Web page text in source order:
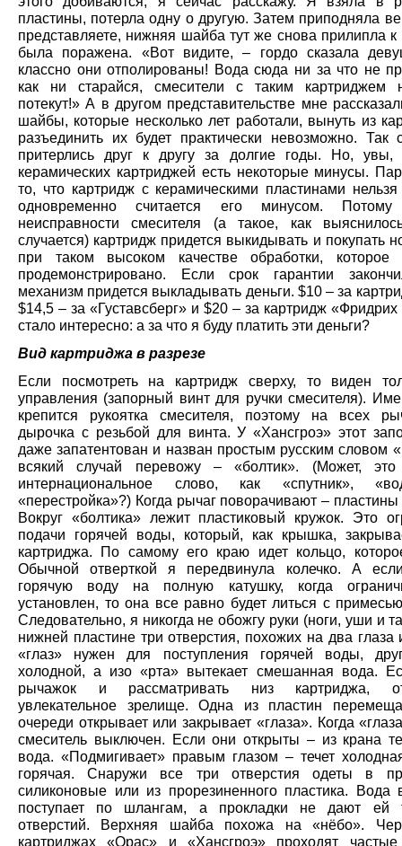
пластины, потерла одну о другую. Затем приподняла
представляете, нижняя шайба тут же снова прилипла
была поражена. «Вот видите, – гордо сказала
классно они отполированы! Вода сюда ни за что не
как ни старайся, смесители с таким картриджем
потекут!» А в другом представительстве мне
шайбы, которые несколько лет работали, вынуть из
разъединить их будет практически невозможно. Так
притерлись друг к другу за долгие годы. Но, увы,
керамических картриджей есть некоторые минусы.
то, что картридж с керамическими пластинами нельзя
одновременно считается его минусом.
неисправности смесителя (а такое, как
случается) картридж придется выкидывать и покупать
при таком высоком качестве обработки,
продемонстрировано. Если срок гарантии
механизм придется выкладывать деньги. $10 – за
$14,5 – за «Густавсберг» и $20 – за картридж
стало интересно: а за что я буду платить эти деньги?
Вид картриджа в разрезе
Если посмотреть на картридж сверху, то виден
управления (запорный винт для ручки смесителя).
крепится рукоятка смесителя, поэтому на всех
дырочка с резьбой для винта. У «Хансгроэ» этот
даже запатентован и назван простым русским словом
всякий случай перевожу – «болтик». (Может,
интернациональное слово, как «спутник»,
«перестройка»?) Когда рычаг поворачивают – пластины
Вокруг «болтика» лежит пластиковый кружок. Это
подачи горячей воды, который, как крышка,
картриджа. По самому его краю идет кольцо,
Обычной отверткой я передвинула колечко. А
горячую воду на полную катушку, когда
установлен, то она все равно будет литься с
Следовательно, я никогда не обожгу руки (ноги, уши и
нижней пластине три отверстия, похожих на два глаза
«глаз» нужен для поступления горячей воды,
холодной, а изо «рта» вытекает смешанная вода.
рычажок и рассматривать низ картриджа,
увлекательное зрелище. Одна из пластин
очереди открывает или закрывает «глаза». Когда
смеситель выключен. Если они открыты – из крана
вода. «Подмигивает» правым глазом – течет
горячая. Снаружи все три отверстия одеты в
силиконовые или из прорезиненного пластика. Вода
поступает по шлангам, а прокладки не дают ей
отверстий. Верхняя шайба похожа на «нёбо».
картриджах «Орас» и «Хансгроэ» проходят частые